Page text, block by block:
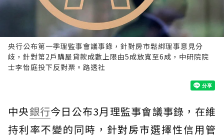
央行公布第一季理監事會議事錄，針對房市鬆綁理事意見分
歧，針對第2戶購屋貸款成數上限由5成放寬至6成，中研院院
士李怡庭投下反對票。路透社
中央銀行今日公布3月理監事會議事錄，在維
持利率不變的同時，針對房市選擇性信用管